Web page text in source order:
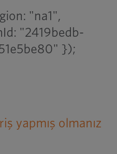
"na1",
"2419bedb-
});
yapmış olmanız